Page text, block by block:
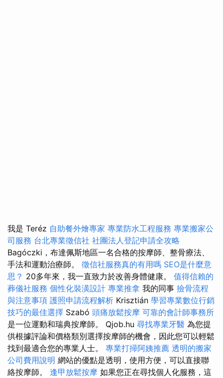
我是 Teréz 自助餐外燴專家 專業防水工程服務 專業搬家公
司服務 台北專業徵信社 社團法人登記申請全攻略
Bagóczki，布達佩斯地區一名合格的按摩師、整骨療法、
手法和運動治療師。 徵信社服務真的有用嗎 SEO是什麼意
思？ 20多年來，我一直致力於改善身體健康。 值得信賴的
葬儀社服務 個性化裝潢設計 專業推拿 我的同事 撿骨流程
與注意事項 護照申請流程解析 Krisztián 學習專業數位行銷
技巧的最佳選擇 Szabó 頭痛放鬆按摩 可靠的會計師事務所
是一位運動和瑞典按摩師。 Qjob.hu 尋找專業牙醫 為您提
供根據評論和價格類別選擇按摩師的機會，因此您可以輕鬆
找到最適合您的專業人士。 專業打掃阿姨推薦 透明的搬家
公司費用說明 網站的優點是透明，使用方便，可以直接聯
絡按摩師。 逢甲放鬆按摩 如果您正在尋找個人化服務，這